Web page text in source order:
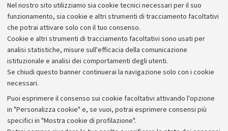
Nel nostro sito utilizziamo sia cookie tecnici necessari per il suo
funzionamento, sia cookie e altri strumenti di tracciamento facoltativi
che potrai attivare solo con il tuo consenso.
Cookie e altri strumenti di tracciamento facoltativi sono usati per
analisi statistiche, misure sull'efficacia della comunicazione
istituzionale e analisi dei comportamenti degli utenti.
Se chiudi questo banner continuerai la navigazione solo con i cookie
necessari.
Puoi esprimere il consenso sui cookie facoltativi attivando l'opzione
in "Personalizza cookie" e, se vuoi, potrai esprimere consensi più
specifici in "Mostra cookie di profilazione".
Archivio
Comunicati stampa